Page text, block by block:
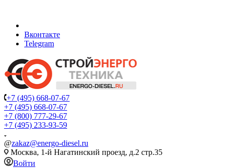
Вконтакте
Telegram
+7 (495) 668-07-67
+7 (495) 668-07-67
+7 (800) 777-29-67
+7 (495) 233-93-59
@zakaz@energo-diesel.ru
Москва, 1-й Нагатинский проезд, д.2 стр.35
Войти